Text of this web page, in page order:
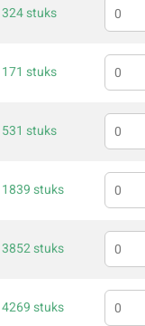
324 stuks
171 stuks
531 stuks
1839 stuks
3852 stuks
4269 stuks